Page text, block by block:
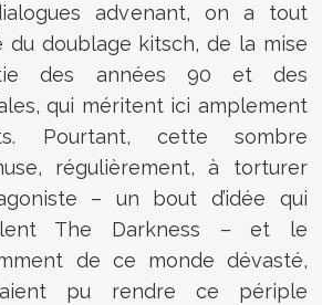
advenant, on a tout
du doublage kitsch, de la mise
des années 90 et des
qui méritent ici amplement
Pourtant, cette sombre
régulièrement, à torturer
– un bout d’idée qui
The Darkness – et le
de ce monde dévasté,
pu rendre ce périple